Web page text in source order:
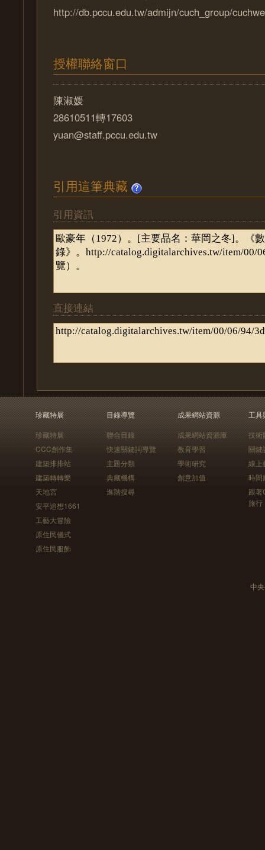
http://db.pccu.edu.tw/admijn/cuch_group/
授權聯絡窗口
陳淑媛
28610511轉17603
yuan@staff.pccu.edu.tw
引用這筆典藏
引用資訊
直接連結
珍藏特展
珍藏特展
CCC創作集
建築排排站
建築轉轉樂
天地宮
安平追想1661
工藝大冒險
原住民儀式
原住民服飾
目錄導覽
聯合目錄
快速關鍵詞導覽
主題分類
典藏機構
進階搜尋
成果網站資源
成果網站資源庫
教育學習
學術研究
創意加值
工具
技術
關鍵
線上
時間
跟
旅行
中